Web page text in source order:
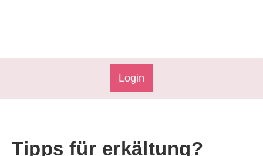
Login
Tipps für erkältung?